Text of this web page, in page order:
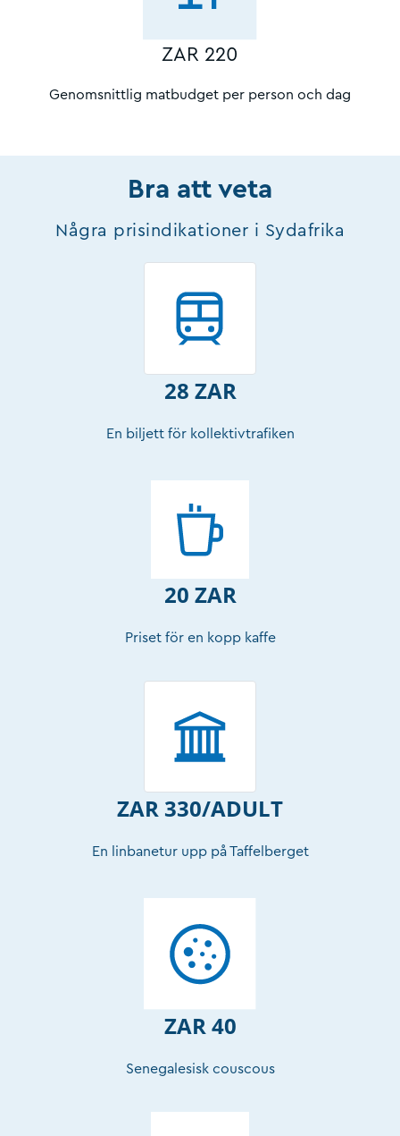
ZAR 220
Genomsnittlig matbudget per person och dag
Bra att veta
Några prisindikationer i Sydafrika
28 ZAR
En biljett för kollektivtrafiken
20 ZAR
Priset för en kopp kaffe
ZAR 330/ADULT
En linbanetur upp på Taffelberget
ZAR 40
Senegalesisk couscous